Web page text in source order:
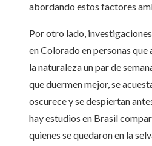
abordando estos factores
Por otro lado,
en Colorado en personas que
la naturaleza un par de
que duermen mejor, se
oscurece y se despiertan
hay estudios en Brasil
quienes se quedaron en la